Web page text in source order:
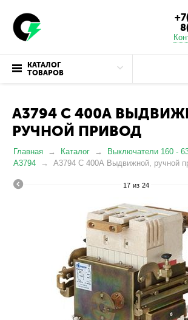
КАТАЛОГ
ТОВАРОВ
А3794 С 400А
РУЧНОЙ ПРИВОД
Главная Каталог Выключатели 160 -
А3794
А3794 С 400А Выдвижной, ручной
17 из 24